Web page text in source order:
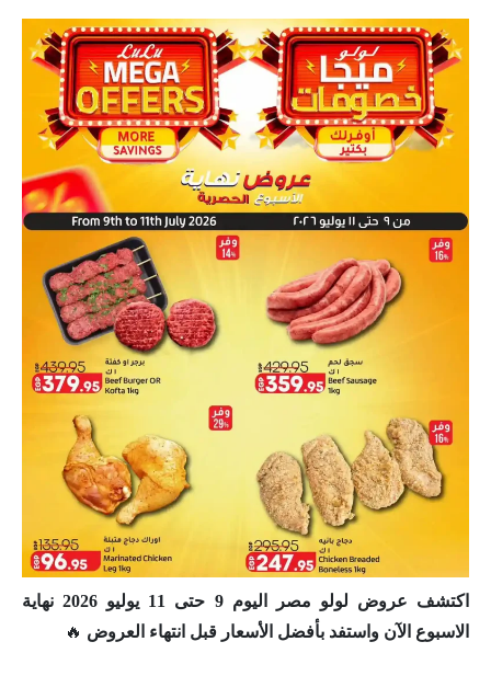
اكتشف عروض لولو مصر اليوم 9 حتى 11 يوليو 2026 نهاية
الاسبوع الآن واستفد بأفضل الأسعار قبل انتهاء العروض 🔥